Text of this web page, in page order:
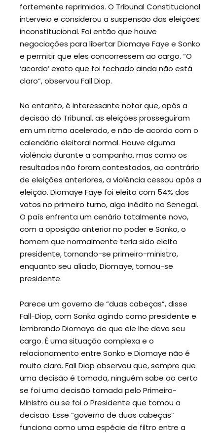
fortemente reprimidos. O Tribunal Constitucional
interveio e considerou a suspensão das eleições
inconstitucional. Foi então que houve
negociações para libertar Diomaye Faye e Sonko
e permitir que eles concorressem ao cargo. “O
‘acordo’ exato que foi fechado ainda não está
claro”, observou Fall Diop.
No entanto, é interessante notar que, após a
decisão do Tribunal, as eleições prosseguiram
em um ritmo acelerado, e não de acordo com o
calendário eleitoral normal. Houve alguma
violência durante a campanha, mas como os
resultados não foram contestados, ao contrário
de eleições anteriores, a violência cessou após a
eleição. Diomaye Faye foi eleito com 54% dos
votos no primeiro turno, algo inédito no Senegal.
O país enfrenta um cenário totalmente novo,
com a oposição anterior no poder e Sonko, o
homem que normalmente teria sido eleito
presidente, tornando-se primeiro-ministro,
enquanto seu aliado, Diomaye, tornou-se
presidente.
Parece um governo de “duas cabeças”, disse
Fall-Diop, com Sonko agindo como presidente e
lembrando Diomaye de que ele lhe deve seu
cargo. É uma situação complexa e o
relacionamento entre Sonko e Diomaye não é
muito claro. Fall Diop observou que, sempre que
uma decisão é tomada, ninguém sabe ao certo
se foi uma decisão tomada pelo Primeiro-
Ministro ou se foi o Presidente que tomou a
decisão. Esse “governo de duas cabeças”
funciona como uma espécie de filtro entre a